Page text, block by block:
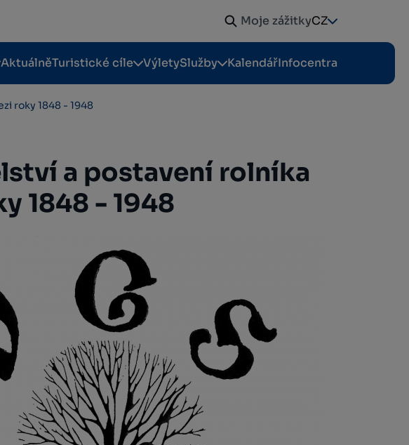
Moje zážitkyCZ
AktuálněTuristické cíle VýletySlužby KalendářInfocentra
roky 1848 - 1948
a postavení rolníka
1848 - 1948